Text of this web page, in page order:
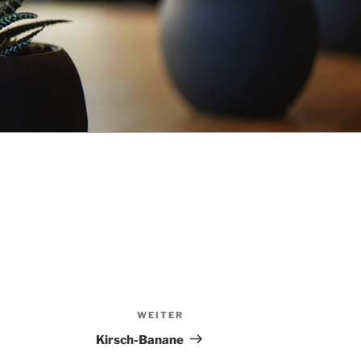
Beitrag
WEITER
Kirsch-Banane